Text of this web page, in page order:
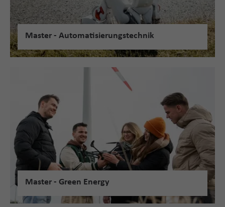
Master - Automatisierungstechnik
Master - Green Energy